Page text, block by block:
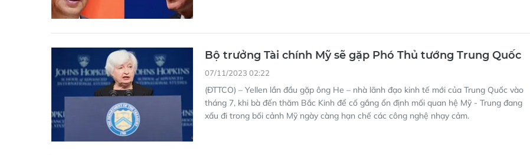
Bộ trưởng Tài chính Mỹ sẽ gặp Phó Thủ tướng Trung Quốc
07/11/2023 02:22
(ĐTTCO) – Yellen lần đầu gặp ông He – nhà lãnh đạo kinh tế mới của Trung Quốc vào
tháng 7, khi bà đến thăm Bắc Kinh để cố gắng ổn định mối quan hệ Mỹ - Trung đang
xấu đi trong bối cảnh Mỹ ngày càng hạn chế các công nghệ nhạy cảm.